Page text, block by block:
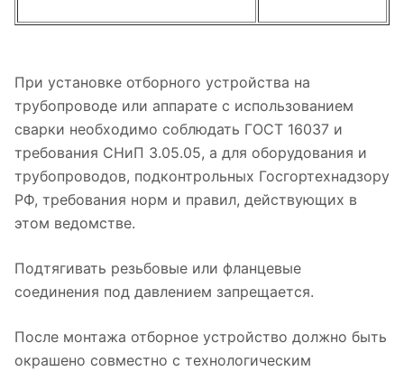
При установке отборного устройства на
трубопроводе или аппарате с использованием
сварки необходимо соблюдать ГОСТ 16037 и
требования СНиП 3.05.05, а для оборудования и
трубопроводов, подконтрольных Госгортехнадзору
РФ, требования норм и правил, действующих в
этом ведомстве.
Подтягивать резьбовые или фланцевые
соединения под давлением запрещается.
После монтажа отборное устройство должно быть
окрашено совместно с технологическим